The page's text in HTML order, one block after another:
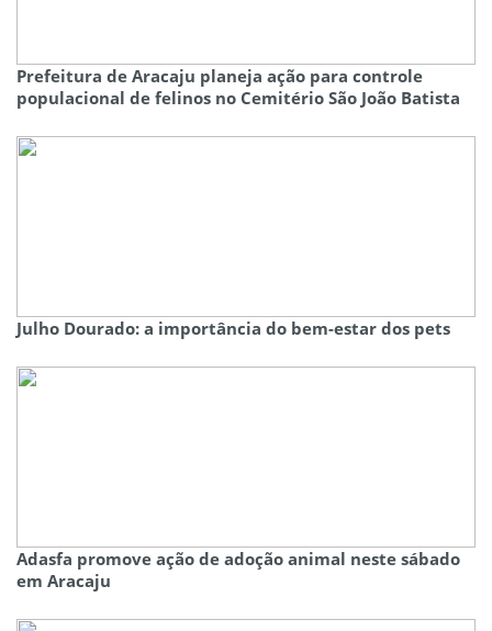
Prefeitura de Aracaju planeja ação para controle
populacional de felinos no Cemitério São João Batista
Julho Dourado: a importância do bem-estar dos pets
Adasfa promove ação de adoção animal neste sábado
em Aracaju